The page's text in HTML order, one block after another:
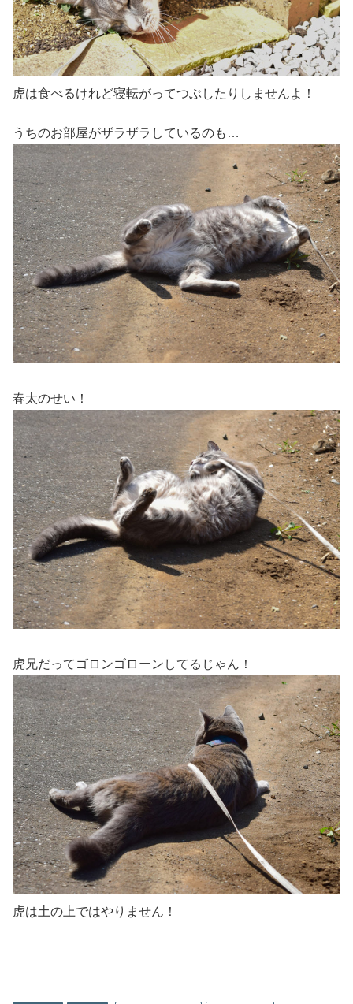
虎は食べるけれど寝転がってつぶしたりしませんよ！
うちのお部屋がザラザラしているのも…
春太のせい！
虎兄だってゴロンゴローンしてるじゃん！
虎は土の上ではやりません！